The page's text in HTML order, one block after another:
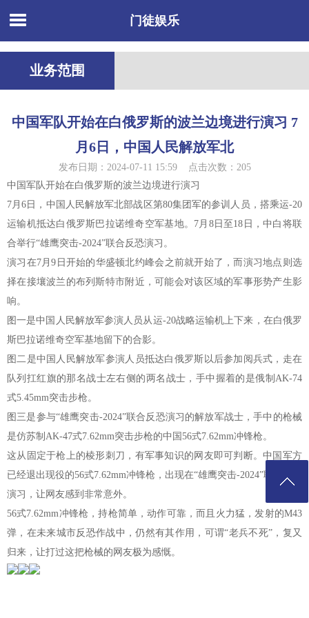
门徒娱乐
业务范围
中国军队开始在白俄罗斯的波兰边境进行演习 7
月6日，中国人民解放军北
发布日期：2024-07-11 15:59 点击次数：205
中国军队开始在白俄罗斯的波兰边境进行演习
7月6日，中国人民解放军北部战区第80集团军的参训人员，搭乘运-20
运输机抵达白俄罗斯巴拉诺维奇空军基地。7月8日至18日，中白将联
合举行“雄鹰突击-2024”联合反恐演习。
演习在7月9日开始的华盛顿北约峰会之前就开始了，而演习地点则选
择在接壤波兰的布列斯特市附近，可能会对该区域的军事形势产生影
响。
图一是中国人民解放军参演人员从运-20战略运输机上下来，在白俄罗
斯巴拉诺维奇空军基地留下的合影。
图二是中国人民解放军参演人员抵达白俄罗斯以后参加阅兵式，走在
队列扛红旗的那名战士左右侧的两名战士，手中握着的是俄制AK-74
式5.45mm突击步枪。
图三是参与“雄鹰突击-2024”联合反恐演习的解放军战士，手中的枪械
是仿苏制AK-47式7.62mm突击步枪的中国56式7.62mm冲锋枪。
这从固定于枪上的棱形刺刀，有军事知识的网友即可判断。中国军方
已经退出现役的56式7.62mm冲锋枪，出现在“雄鹰突击-2024”联合反恐
演习，让网友感到非常意外。
56式7.62mm冲锋枪，持枪简单，动作可靠，而且火力猛，发射的M43
弹，在未来城市反恐作战中，仍然有其作用，可谓“老兵不死”，复又
归来，让打过这把枪械的网友极为感慨。